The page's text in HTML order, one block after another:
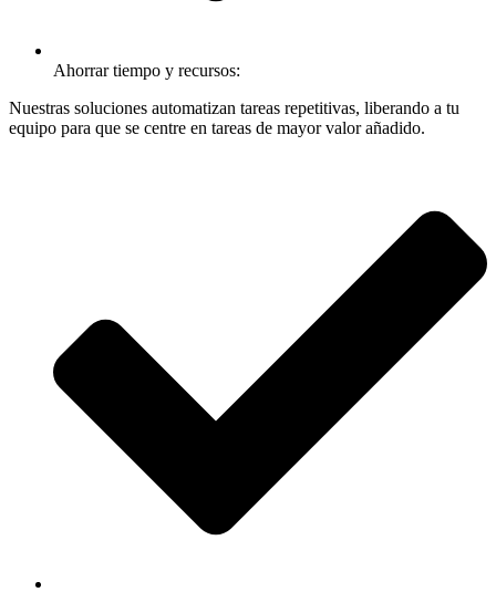
Ahorrar tiempo y recursos:
Nuestras soluciones automatizan tareas repetitivas, liberando a tu
equipo para que se centre en tareas de mayor valor añadido.